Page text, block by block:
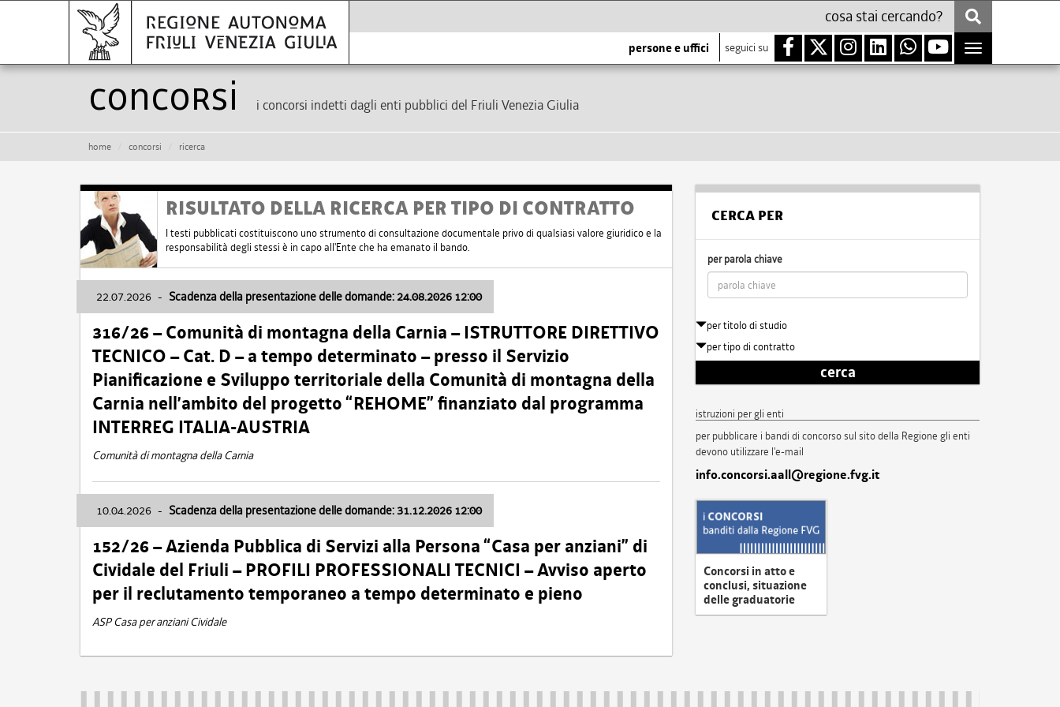
persone e uffici seguici su
Toggle
navigation
Concorsi i concorsi indetti dagli enti pubblici del Friuli Venezia Giulia
home concorsi ricerca
RISULTATO DELLA RICERCA PER TIPO DI CONTRATTO
I testi pubblicati costituiscono uno strumento di consultazione documentale privo di qualsiasi valore giuridico e la
responsabilità degli stessi è in capo all'Ente che ha emanato il bando.
22.07.2026 - Scadenza della presentazione delle domande: 24.08.2026 12:00
316/26 – Comunità di montagna della Carnia – ISTRUTTORE DIRETTIVO
TECNICO – Cat. D – a tempo determinato – presso il Servizio
Pianificazione e Sviluppo territoriale della Comunità di montagna della
Carnia nell’ambito del progetto “REHOME” finanziato dal programma
INTERREG ITALIA-AUSTRIA
Comunità di montagna della Carnia
10.04.2026 - Scadenza della presentazione delle domande: 31.12.2026 12:00
152/26 – Azienda Pubblica di Servizi alla Persona “Casa per anziani” di
Cividale del Friuli – PROFILI PROFESSIONALI TECNICI – Avviso aperto
per il reclutamento temporaneo a tempo determinato e pieno
ASP Casa per anziani Cividale
CERCA PER
per parola chiave
per titolo di studio
per tipo di contratto
cerca
istruzioni per gli enti
per pubblicare i bandi di concorso sul sito della Regione gli enti
devono utilizzare l'e-mail
info.concorsi.aall@regione.fvg.it
Concorsi in atto e
conclusi, situazione
delle graduatorie